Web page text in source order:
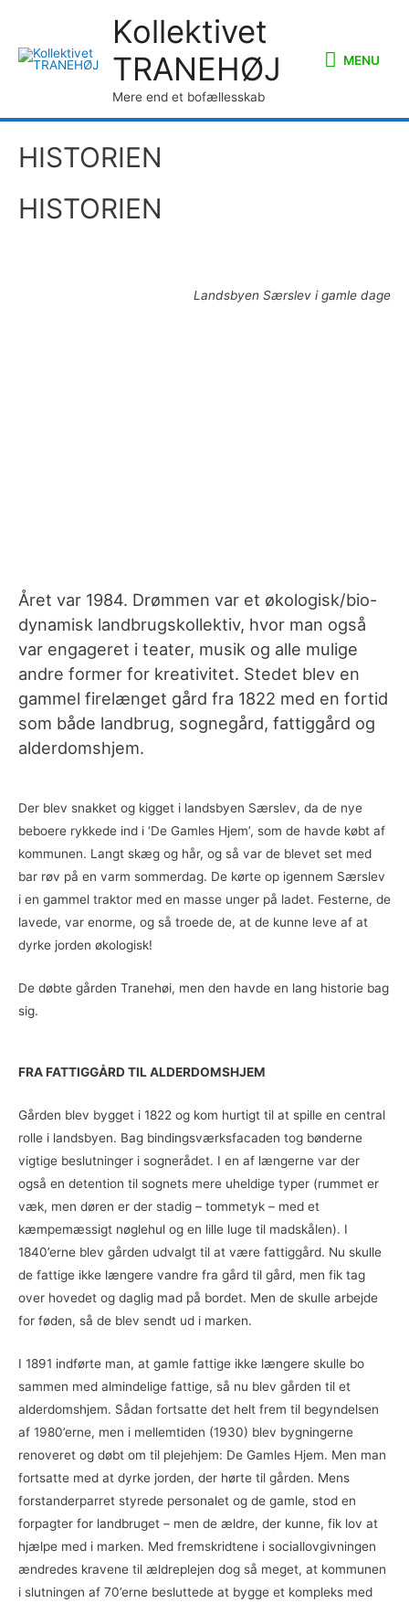
Kollektivet
TRANEHØJ
Mere end et bofællesskab
MENU
HISTORIEN
HISTORIEN
Landsbyen Særslev i gamle dage
Året var 1984. Drømmen var et økologisk/bio-
dynamisk landbrugskollektiv, hvor man også
var engageret i teater, musik og alle mulige
andre former for kreativitet. Stedet blev en
gammel firelænget gård fra 1822 med en fortid
som både landbrug, sognegård, fattiggård og
alderdomshjem.
Der blev snakket og kigget i landsbyen Særslev, da de nye
beboere rykkede ind i ‘De Gamles Hjem’, som de havde købt af
kommunen. Langt skæg og hår, og så var de blevet set med
bar røv på en varm sommerdag. De kørte op igennem Særslev
i en gammel traktor med en masse unger på ladet. Festerne, de
lavede, var enorme, og så troede de, at de kunne leve af at
dyrke jorden økologisk!
De døbte gården Tranehøi, men den havde en lang historie bag
sig.
FRA FATTIGGÅRD TIL ALDERDOMSHJEM
Gården blev bygget i 1822 og kom hurtigt til at spille en central
rolle i landsbyen. Bag bindingsværksfacaden tog bønderne
vigtige beslutninger i sognerådet. I en af længerne var der
også en detention til sognets mere uheldige typer (rummet er
væk, men døren er der stadig – tommetyk – med et
kæmpemæssigt nøglehul og en lille luge til madskålen). I
1840’erne blev gården udvalgt til at være fattiggård. Nu skulle
de fattige ikke længere vandre fra gård til gård, men fik tag
over hovedet og daglig mad på bordet. Men de skulle arbejde
for føden, så de blev sendt ud i marken.
I 1891 indførte man, at gamle fattige ikke længere skulle bo
sammen med almindelige fattige, så nu blev gården til et
alderdomshjem. Sådan fortsatte det helt frem til begyndelsen
af 1980’erne, men i mellemtiden (1930) blev bygningerne
renoveret og døbt om til plejehjem: De Gamles Hjem. Men man
fortsatte med at dyrke jorden, der hørte til gården. Mens
forstanderparret styrede personalet og de gamle, stod en
forpagter for landbruget – men de ældre, der kunne, fik lov at
hjælpe med i marken. Med fremskridtene i sociallovgivningen
ændredes kravene til ældreplejen dog så meget, at kommunen
i slutningen af 70’erne besluttede at bygge et kompleks med